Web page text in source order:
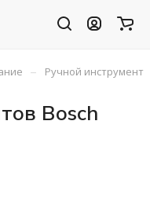
– Ручной инструмент
Bosch